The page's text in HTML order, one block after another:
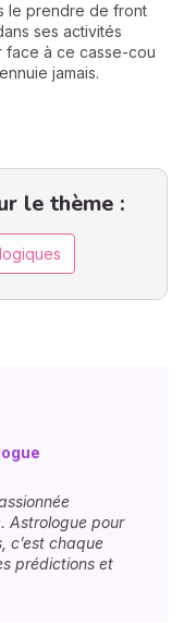
le prendre de front
ses activités
face à ce casse-cou
jamais.
le thème :
Astrologue pour
c’est chaque
prédictions et